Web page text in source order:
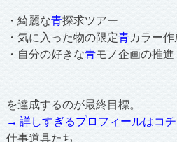
・綺麗な青探求ツアー
・気に入った物の限定青カラー作
・自分の好きな青モノ企画の推進
を達成するのが最終目標。
→ 詳しすぎるプロフィールはコ
仕事道具たち